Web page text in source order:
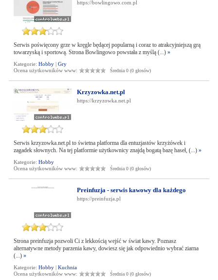
https://bowlingowo.com.pl
Serwis poświęcony grze w kręgle będącej popularną i coraz to atrakcyjniejszą grą
towarzyską i sportową. Strona Bowlingowo powstała z myślą (...) »
Kategorie: Hobby| Gry
Ocena użytkowników www:
Średnia 0 (0 głosów)
Krzyzowka.net.pl
https://krzyzowka.net.pl
Serwis krzyzowka.net.pl to świetna platforma dla entuzjastów krzyżówek i
zagadek słownych. Na tej platformie użytkownicy znajdą bogatą bazę haseł, (...) »
Kategorie: Hobby
Ocena użytkowników www:
Średnia 0 (0 głosów)
Preinfuzja - serwis kawowy dla każdego
https://preinfuzja.pl
Strona preinfuzja pozwoli Ci z lekkością wejść w świat kawy. Poznasz
alternatywne metody parzenia kawy, dowiesz się jak odpowiednio wybrać ziarna
(...) »
Kategorie: Hobby| Kuchnia
Ocena użytkowników www:
Średnia 0 (0 głosów)